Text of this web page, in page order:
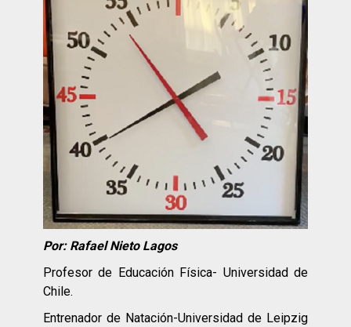
Por: Rafael Nieto Lagos
Profesor de Educación Física- Universidad de
Chile.
Entrenador de Natación-Universidad de Leipzig